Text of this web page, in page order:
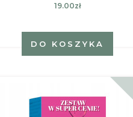
19.00zł
DO KOSZYKA